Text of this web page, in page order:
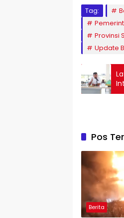
Tag:
Provinsi
Update
Pos
Berita